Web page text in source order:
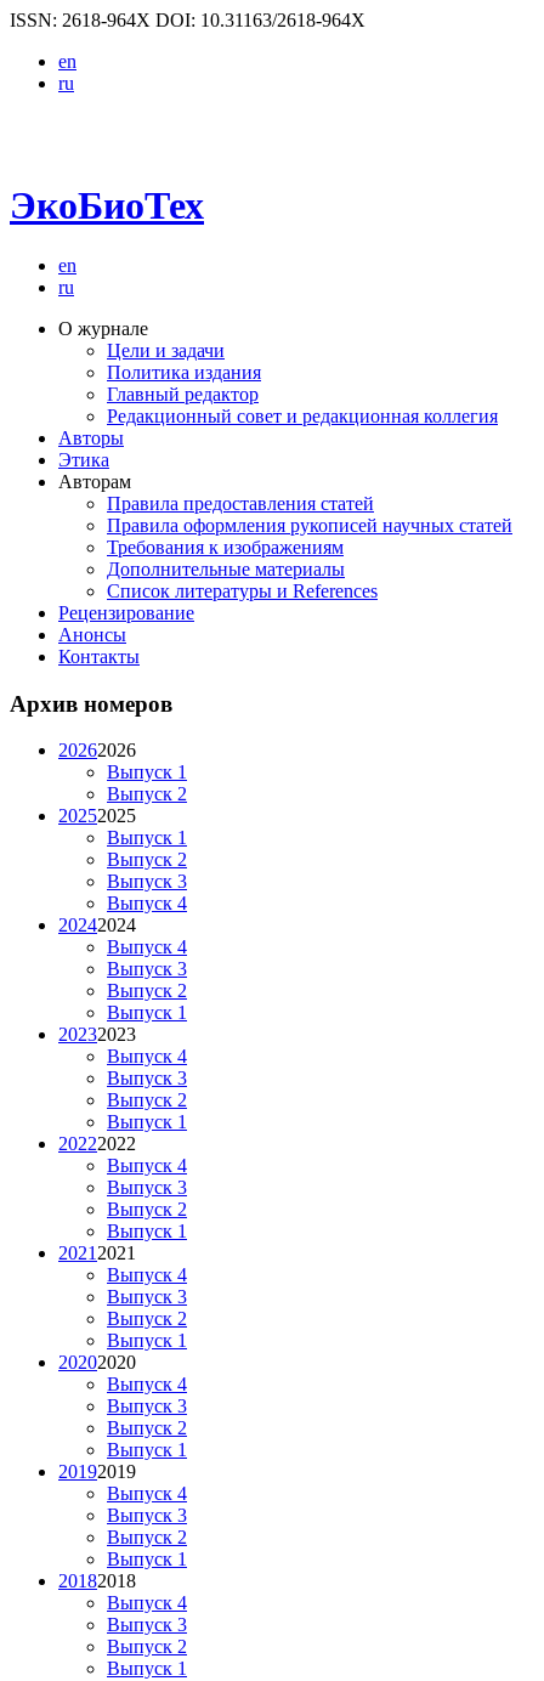
ISSN: 2618-964X DOI: 10.31163/2618-964X
en
ru
ЭкоБиоТех
en
ru
О журнале
Цели и задачи
Политика издания
Главный редактор
Редакционный совет и редакционная коллегия
Авторы
Этика
Авторам
Правила предоставления статей
Правила оформления рукописей научных статей
Требования к изображениям
Дополнительные материалы
Список литературы и References
Рецензирование
Анонсы
Контакты
Архив номеров
20262026
Выпуск 1
Выпуск 2
20252025
Выпуск 1
Выпуск 2
Выпуск 3
Выпуск 4
20242024
Выпуск 4
Выпуск 3
Выпуск 2
Выпуск 1
20232023
Выпуск 4
Выпуск 3
Выпуск 2
Выпуск 1
20222022
Выпуск 4
Выпуск 3
Выпуск 2
Выпуск 1
2021 2021
Выпуск 4
Выпуск 3
Выпуск 2
Выпуск 1
20202020
Выпуск 4
Выпуск 3
Выпуск 2
Выпуск 1
20192019
Выпуск 4
Выпуск 3
Выпуск 2
Выпуск 1
20182018
Выпуск 4
Выпуск 3
Выпуск 2
Выпуск 1